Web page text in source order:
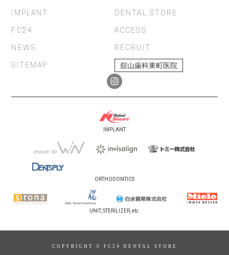
IMPLANT DENTAL STORE
FC24 ACCESS
NEWS RECRUIT
SITEMAP 舘山歯科東町医院
IMPLANT
ORTHODONTICS
UNIT, STERILIZER, etc.
COPYRIGHT © FC24 DENTAL STORE